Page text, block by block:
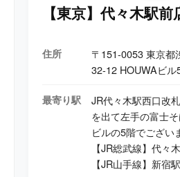
高度な基板修理技術を強みとして
【東京】代々木駅前
住所
〒151-0053 東京都
32-12 HOUWAビル
最寄り駅
JR代々木駅西口改
を出て左手の富士
ビルの5階でござい
【JR総武線】代々
【JR山手線】新宿